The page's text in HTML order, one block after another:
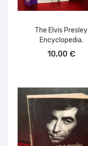
The Elvis Presley
Encyclopedia.
10,00 €